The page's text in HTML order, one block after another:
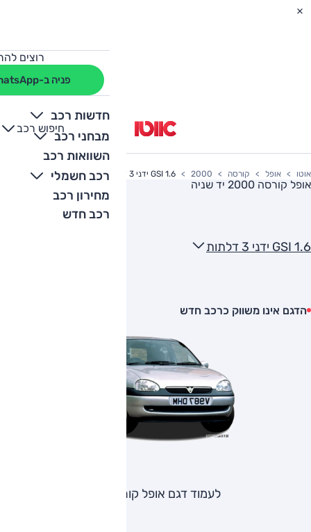
רוצים
פניה ב-WhatsApp
חדשות רכב
מבחני רכב
השוואות רכב
רכב חשמלי
מחירון רכב
רכב חדש
חיפוש רכב
+
-
אוטו אופל קורסה 2000 1.6 GSI ידני 3 דלתות
אופל קורסה 2000 יד שניה
1.6 GSI ידני 3 דלתות
הדגם אינו משווק כרכב חדש
לעמוד דגם אופל קורסה